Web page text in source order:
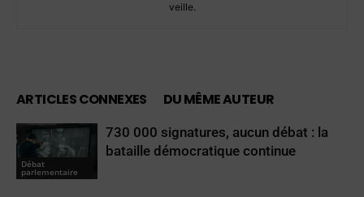
veille.
ARTICLES CONNEXES DU MÊME AUTEUR
Débat
parlementaire
730 000 signatures, aucun débat : la
bataille démocratique continue